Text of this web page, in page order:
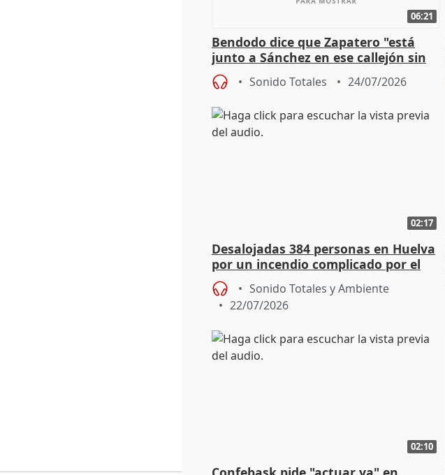
06:21
Bendodo dice que Zapatero "está
junto a Sánchez en ese callejón sin
salida
Sonido Totales 24/07/2026
02:17
Desalojadas 384 personas en Huelva
por un incendio complicado por el
viento
Sonido Totales y Ambiente
22/07/2026
02:10